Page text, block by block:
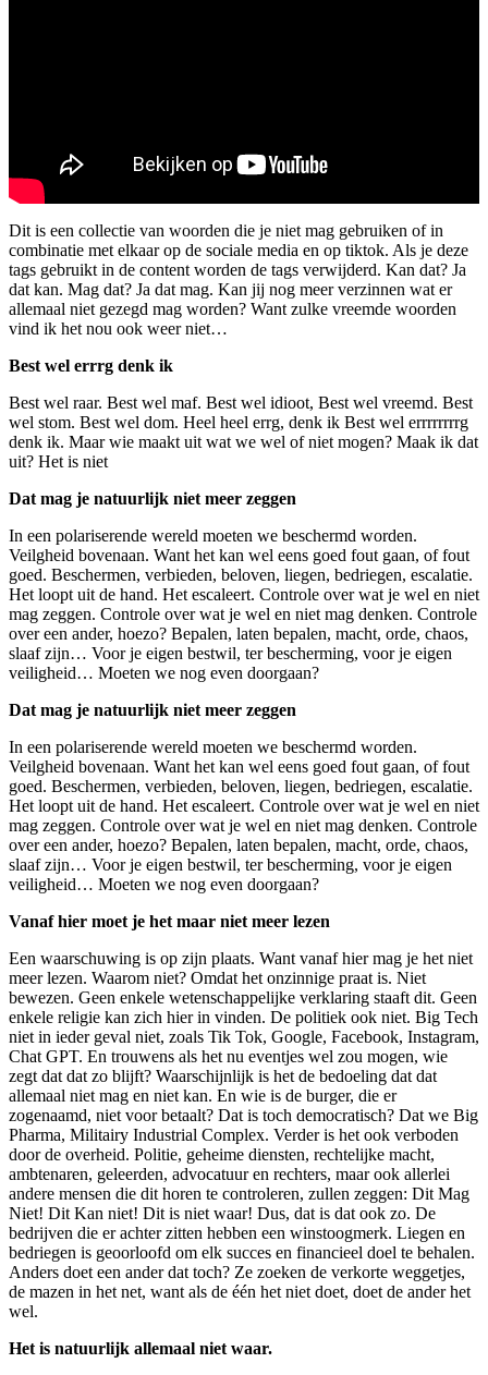
Dit is een collectie van woorden die je niet mag gebruiken of in
combinatie met elkaar op de sociale media en op tiktok. Als je deze
tags gebruikt in de content worden de tags verwijderd. Kan dat? Ja
dat kan. Mag dat? Ja dat mag. Kan jij nog meer verzinnen wat er
allemaal niet gezegd mag worden? Want zulke vreemde woorden
vind ik het nou ook weer niet…
Best wel errrg denk ik
Best wel raar. Best wel maf. Best wel idioot, Best wel vreemd. Best
wel stom. Best wel dom. Heel heel errg, denk ik Best wel errrrrrrrg
denk ik. Maar wie maakt uit wat we wel of niet mogen? Maak ik dat
uit? Het is niet
Dat mag je natuurlijk niet meer zeggen
In een polariserende wereld moeten we beschermd worden.
Veilgheid bovenaan. Want het kan wel eens goed fout gaan, of fout
goed. Beschermen, verbieden, beloven, liegen, bedriegen, escalatie.
Het loopt uit de hand. Het escaleert. Controle over wat je wel en niet
mag zeggen. Controle over wat je wel en niet mag denken. Controle
over een ander, hoezo? Bepalen, laten bepalen, macht, orde, chaos,
slaaf zijn… Voor je eigen bestwil, ter bescherming, voor je eigen
veiligheid… Moeten we nog even doorgaan?
Dat mag je natuurlijk niet meer zeggen
In een polariserende wereld moeten we beschermd worden.
Veilgheid bovenaan. Want het kan wel eens goed fout gaan, of fout
goed. Beschermen, verbieden, beloven, liegen, bedriegen, escalatie.
Het loopt uit de hand. Het escaleert. Controle over wat je wel en niet
mag zeggen. Controle over wat je wel en niet mag denken. Controle
over een ander, hoezo? Bepalen, laten bepalen, macht, orde, chaos,
slaaf zijn… Voor je eigen bestwil, ter bescherming, voor je eigen
veiligheid… Moeten we nog even doorgaan?
Vanaf hier moet je het maar niet meer lezen
Een waarschuwing is op zijn plaats. Want vanaf hier mag je het niet
meer lezen. Waarom niet? Omdat het onzinnige praat is. Niet
bewezen. Geen enkele wetenschappelijke verklaring staaft dit. Geen
enkele religie kan zich hier in vinden. De politiek ook niet. Big Tech
niet in ieder geval niet, zoals Tik Tok, Google, Facebook, Instagram,
Chat GPT. En trouwens als het nu eventjes wel zou mogen, wie
zegt dat dat zo blijft? Waarschijnlijk is het de bedoeling dat dat
allemaal niet mag en niet kan. En wie is de burger, die er
zogenaamd, niet voor betaalt? Dat is toch democratisch? Dat we Big
Pharma, Militairy Industrial Complex. Verder is het ook verboden
door de overheid. Politie, geheime diensten, rechtelijke macht,
ambtenaren, geleerden, advocatuur en rechters, maar ook allerlei
andere mensen die dit horen te controleren, zullen zeggen: Dit Mag
Niet! Dit Kan niet! Dit is niet waar! Dus, dat is dat ook zo. De
bedrijven die er achter zitten hebben een winstoogmerk. Liegen en
bedriegen is geoorloofd om elk succes en financieel doel te behalen.
Anders doet een ander dat toch? Ze zoeken de verkorte weggetjes,
de mazen in het net, want als de één het niet doet, doet de ander het
wel.
Het is natuurlijk allemaal niet waar.